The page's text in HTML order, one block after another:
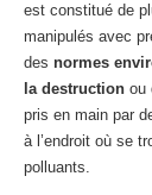
est constitué de
manipulés avec
des normes
la destruction ou
pris en main par
à l’endroit où se
polluants.